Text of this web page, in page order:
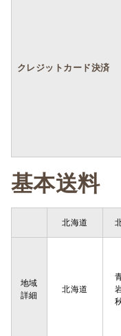
クレジットカード決済
基本
北海道
地域
詳細
北海道